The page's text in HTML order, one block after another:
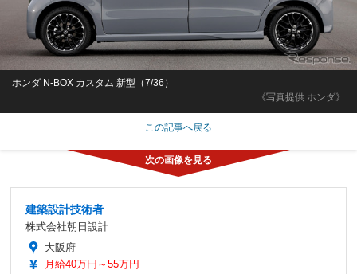
《写真提供 ホンダ》
ホンダ N-BOX カスタム 新型（7/36）
この記事へ戻る
建築設計技術者
株式会社朝日設計
大阪府
月給40万円～55万円